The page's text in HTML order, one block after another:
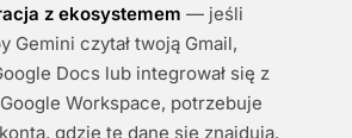
z ekosystemem — jeśli
Gemini czytał twoją Gmail,
Docs lub integrował się z
Workspace, potrzebuje
gdzie te dane się znajdują.